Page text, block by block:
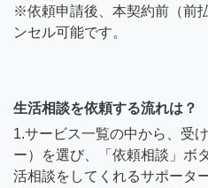
※依頼申請後、本契約前（前
ンセル可能です。
生活相談を依頼する流れは？
1.サービス一覧の中から、受
ー）を選び、「依頼相談」ボ
活相談をしてくれるサポータ